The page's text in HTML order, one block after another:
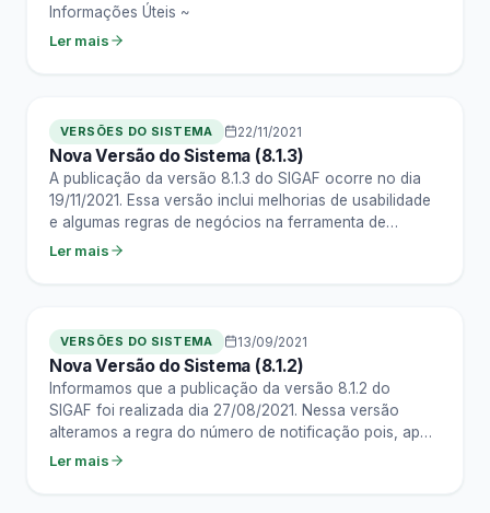
Informações Úteis ~
Ler mais
VERSÕES DO SISTEMA 22/11/2021
Nova Versão do Sistema (8.1.3)
A publicação da versão 8.1.3 do SIGAF ocorre no dia
19/11/2021. Essa versão inclui melhorias de usabilidade
e algumas regras de negócios na ferramenta de
processos do…
Ler mais
VERSÕES DO SISTEMA 13/09/2021
Nova Versão do Sistema (8.1.2)
Informamos que a publicação da versão 8.1.2 do
SIGAF foi realizada dia 27/08/2021. Nessa versão
alteramos a regra do número de notificação pois, após
a publicação da versão 8.1…
Ler mais